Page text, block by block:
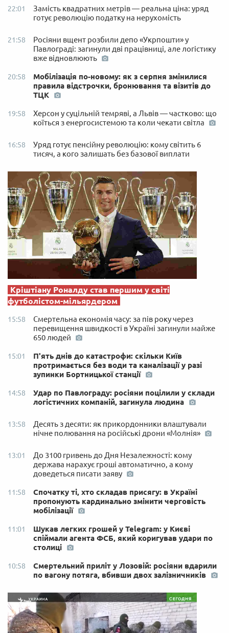
22:01
Замість квадратних метрів — реальна ціна: уряд
готує революцію податку на нерухомість
21:58
Росіяни вщент розбили депо «Укрпошти» у
Павлограді: загинули дві працівниці, але логістику
вже відновлюють
20:58
Мобілізація по-новому: як з серпня змінилися
правила відстрочки, бронювання та візитів до
ТЦК
19:58
Херсон у суцільній темряві, а Львів — частково: що
коїться з енергосистемою та коли чекати світла
16:58
Уряд готує пенсійну революцію: кому світить 6
тисяч, а кого залишать без базової виплати
Кріштіану Роналду став першим у світі
футболістом-мільярдером
15:58
Смертельна економія часу: за пів року через
перевищення швидкості в Україні загинули майже
650 людей
15:01
П'ять днів до катастрофи: скільки Київ
протримається без води та каналізації у разі
зупинки Бортницької станції
14:58
Удар по Павлограду: росіяни поцілили у склади
логістичних компаній, загинула людина
13:58
Десять з десяти: як прикордонники влаштували
нічне полювання на російські дрони «Молнія»
13:01
До 3100 гривень до Дня Незалежності: кому
держава нарахує гроші автоматично, а кому
доведеться писати заяву
11:58
Спочатку ті, хто складав присягу: в Україні
пропонують кардинально змінити черговість
мобілізації
11:01
Шукав легких грошей у Telegram: у Києві
спіймали агента ФСБ, який коригував удари по
столиці
10:58
Смертельний приліт у Лозовій: росіяни вдарили
по вагону потяга, вбивши двох залізничників